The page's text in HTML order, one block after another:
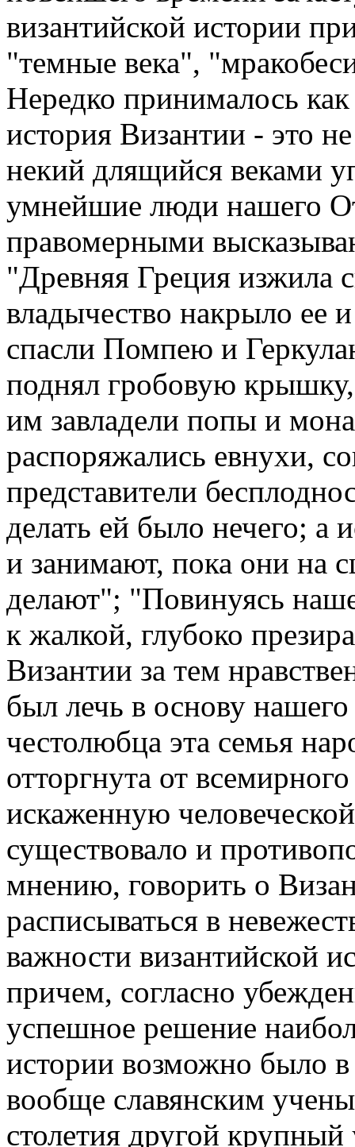
византийской истории
"темные века",
Нередко принималось
история Византии - это
некий длящийся веками
умнейшие люди нашего
правомерными
"Древняя Греция изжила
владычество накрыло ее
спасли Помпею и
поднял гробовую
им завладели попы и
распоряжались евнухи,
представители
делать ей было нечего; а
и занимают, пока они на
делают"; "Повинуясь
к жалкой, глубоко
Византии за тем
был лечь в основу
честолюбца эта семья
отторгнута от
искаженную
существовало и
мнению, говорить о
расписываться в
важности византийской
причем, согласно
успешное решение
истории возможно было в
вообще славянским
столетия другой